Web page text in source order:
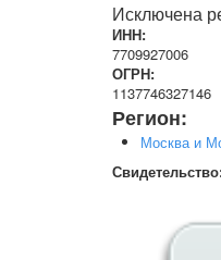
Исключена
ИНН:
7709927006
ОГРН:
1137746327146
Регион:
Москва и